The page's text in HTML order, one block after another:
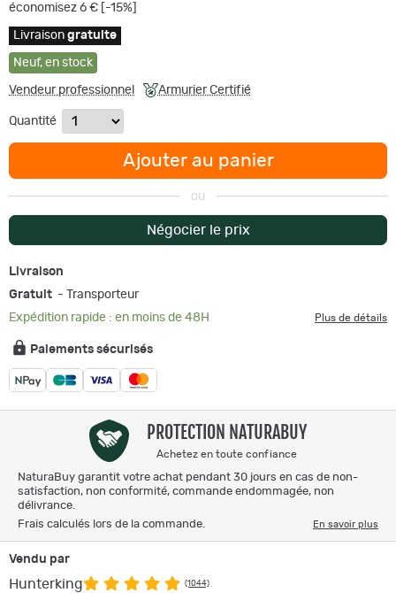
économisez 6 € [-15%]
Livraison gratuite
Neuf, en stock
Vendeur professionnel Armurier Certifié
Quantité
Ajouter au panier
ou
Négocier le prix
Livraison
Gratuit - Transporteur
Expédition rapide : en moins de 48H
Plus de détails
Paiements sécurisés
PROTECTION NATURABUY
Achetez en toute confiance
NaturaBuy garantit votre achat pendant 30 jours en cas de non-
satisfaction, non conformité, commande endommagée, non
délivrance.
Frais calculés lors de la commande.
En savoir plus
Vendu par
Hunterking (1044)